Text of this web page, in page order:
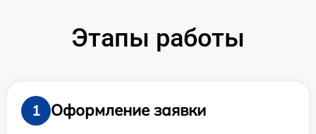
Этапы работы
1
Оформление заявки